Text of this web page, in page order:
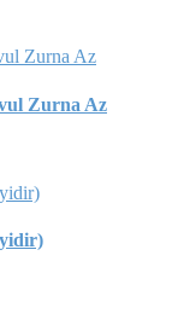
Zurna Az